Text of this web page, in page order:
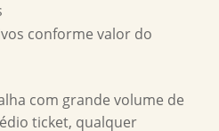
conforme valor do
com grande volume de
ticket, qualquer